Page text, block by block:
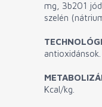
mg, 3b201
szelén
antioxidánsok.
Kcal/kg.